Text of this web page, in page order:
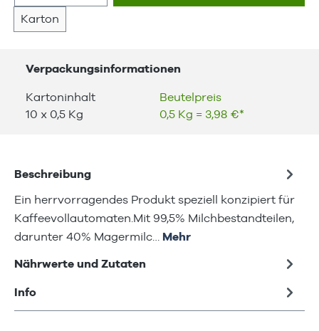
Karton
Verpackungsinformationen
Kartoninhalt
10 x 0,5 Kg
Beutelpreis
0,5 Kg = 3,98 €*
Beschreibung
Ein herrvorragendes Produkt speziell konzipiert für
Kaffeevollautomaten.Mit 99,5% Milchbestandteilen,
darunter 40% Magermilc… Mehr
Nährwerte und Zutaten
Info